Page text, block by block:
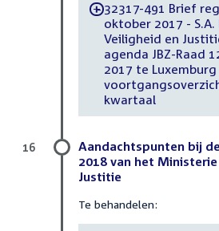
-32317-491 Brief
oktober 2017 -
Veiligheid en
agenda JBZ-Raad
2017 te Luxemburg
kwartaal
Aandachtspunten bij
2018 van het
Justitie
Te behandelen:
16